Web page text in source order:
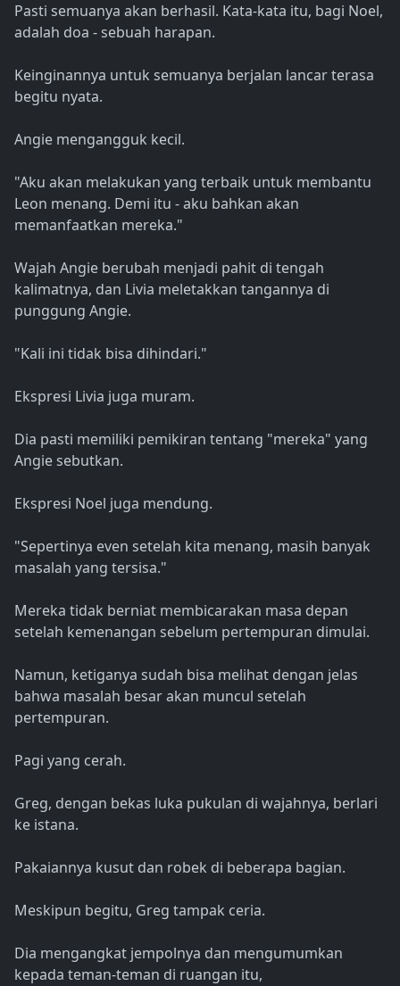
Pasti semuanya akan berhasil. Kata-kata itu, bagi Noel,
adalah doa - sebuah harapan.
Keinginannya untuk semuanya berjalan lancar terasa
begitu nyata.
Angie mengangguk kecil.
"Aku akan melakukan yang terbaik untuk membantu
Leon menang. Demi itu - aku bahkan akan
memanfaatkan mereka."
Wajah Angie berubah menjadi pahit di tengah
kalimatnya, dan Livia meletakkan tangannya di
punggung Angie.
"Kali ini tidak bisa dihindari."
Ekspresi Livia juga muram.
Dia pasti memiliki pemikiran tentang "mereka" yang
Angie sebutkan.
Ekspresi Noel juga mendung.
"Sepertinya even setelah kita menang, masih banyak
masalah yang tersisa."
Mereka tidak berniat membicarakan masa depan
setelah kemenangan sebelum pertempuran dimulai.
Namun, ketiganya sudah bisa melihat dengan jelas
bahwa masalah besar akan muncul setelah
pertempuran.
Pagi yang cerah.
Greg, dengan bekas luka pukulan di wajahnya, berlari
ke istana.
Pakaiannya kusut dan robek di beberapa bagian.
Meskipun begitu, Greg tampak ceria.
Dia mengangkat jempolnya dan mengumumkan
kepada teman-teman di ruangan itu,